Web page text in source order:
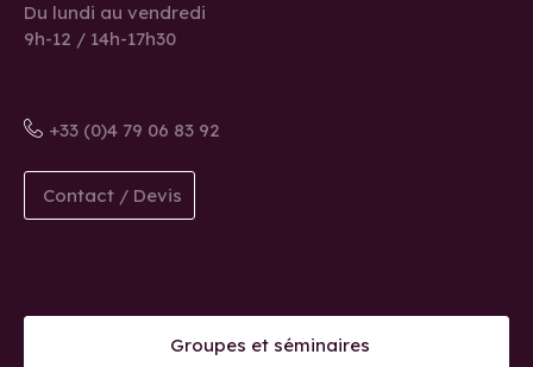
Du lundi au vendredi
9h-12 / 14h-17h30
+33 (0)4 79 06 83 92
Contact / Devis
Groupes et séminaires